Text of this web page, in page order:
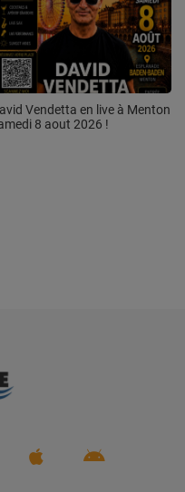
Vendetta en live à Menton
8 aout 2026 !